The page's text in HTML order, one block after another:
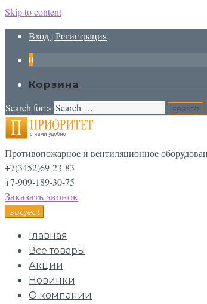
Skip to content
Вход | Регистрация
0
Корзина
Search for:> search
Противопожарное и вентиляционное
+7(3452)69-23-83
+7-909-189-30-75
Заказать звонок
subject
Главная
Все товары
Акции
Новинки
О компании